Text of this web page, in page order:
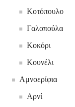
Κοτόπουλο
Γαλοπούλα
Κοκόρι
Κουνέλι
Αμνοερίφια
Αρνί